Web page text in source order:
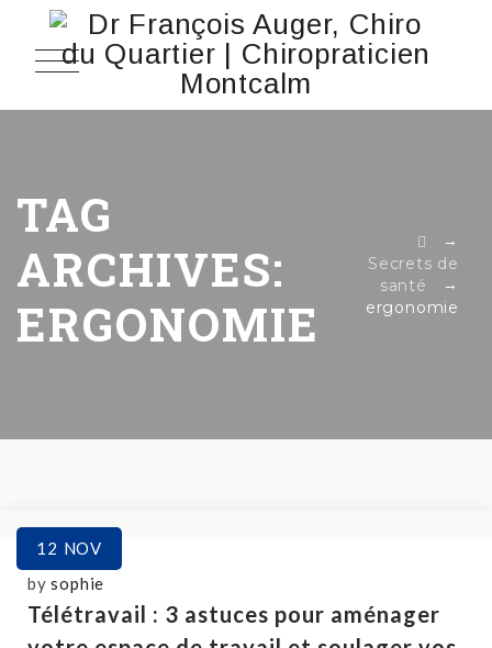
TAG
ARCHIVES:
ERGONOMIE
→
Secrets de
santé →
ergonomie
12 NOV
bysophie
Télétravail : 3 astuces pour aménager